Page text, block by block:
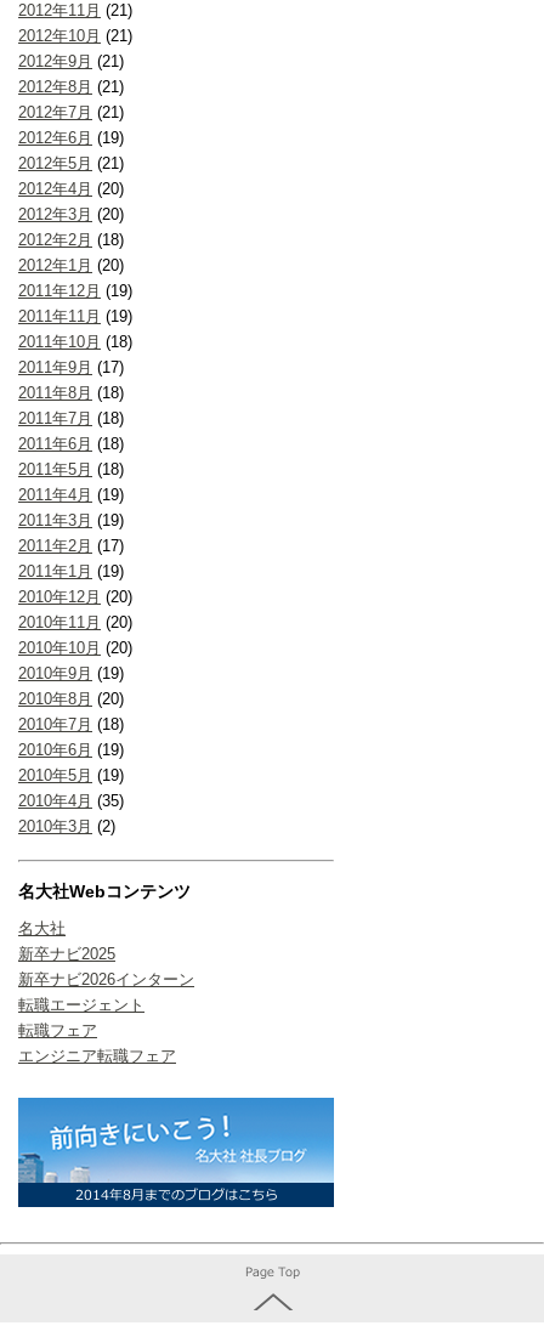
2012年11月 (21)
2012年10月 (21)
2012年9月 (21)
2012年8月 (21)
2012年7月 (21)
2012年6月 (19)
2012年5月 (21)
2012年4月 (20)
2012年3月 (20)
2012年2月 (18)
2012年1月 (20)
2011年12月 (19)
2011年11月 (19)
2011年10月 (18)
2011年9月 (17)
2011年8月 (18)
2011年7月 (18)
2011年6月 (18)
2011年5月 (18)
2011年4月 (19)
2011年3月 (19)
2011年2月 (17)
2011年1月 (19)
2010年12月 (20)
2010年11月 (20)
2010年10月 (20)
2010年9月 (19)
2010年8月 (20)
2010年7月 (18)
2010年6月 (19)
2010年5月 (19)
2010年4月 (35)
2010年3月 (2)
名大社Webコンテンツ
名大社
新卒ナビ2025
新卒ナビ2026インターン
転職エージェント
転職フェア
エンジニア転職フェア